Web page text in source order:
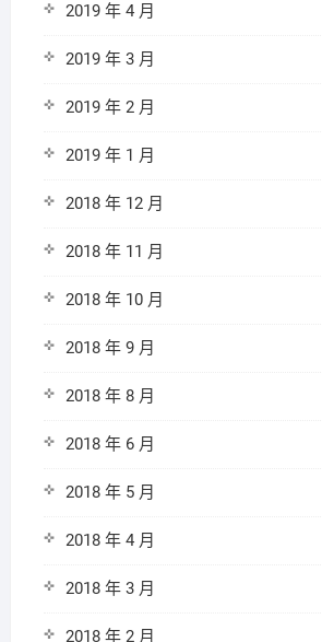
2019 年 4 月
2019 年 3 月
2019 年 2 月
2019 年 1 月
2018 年 12 月
2018 年 11 月
2018 年 10 月
2018 年 9 月
2018 年 8 月
2018 年 6 月
2018 年 5 月
2018 年 4 月
2018 年 3 月
2018 年 2 月